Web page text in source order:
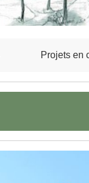
Projets en